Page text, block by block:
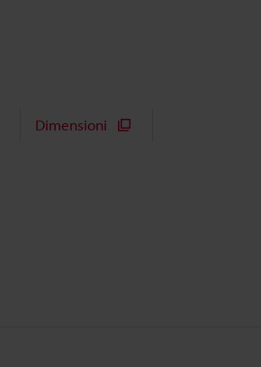
Dimensioni